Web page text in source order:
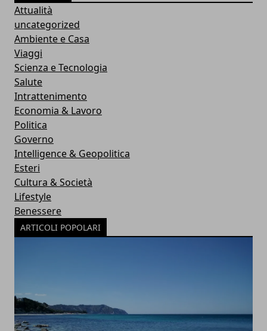
Attualità
uncategorized
Ambiente e Casa
Viaggi
Scienza e Tecnologia
Salute
Intrattenimento
Economia & Lavoro
Politica
Governo
Intelligence & Geopolitica
Esteri
Cultura & Società
Lifestyle
Benessere
ARTICOLI POPOLARI